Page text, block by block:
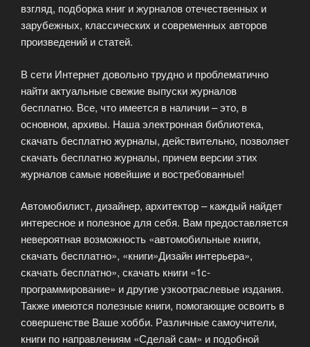
взгляд, подборка книг и журналов отечественных и
зарубежных, классических и современных авторов
произведений и статей.
В сети Интернет довольно трудно и проблематично
найти актуальные свежие выпуски журналов
бесплатно. Все, что имеется в наличии – это, в
основном, архивы. Наша электронная библиотека,
скачать бесплатно журналы, действительно, позволяет
скачать бесплатно журналы, причем версии этих
журналов самые новейшие и востребованные!
Автомобилист, дизайнер, архитектор – каждый найдет
интересное и полезное для себя. Вам предоставляется
невероятная возможность «автомобильные книги,
скачать бесплатно», «книги»Дизайн интерьера»,
скачать бесплатно», скачать книги «1с-
программирование» и другие узкоотраслевые издания.
Также имеются полезные книги, помогающие освоить в
совершенстве Ваше хобби. Различные самоучители,
книги по направлениям «Сделай сам» и подобной